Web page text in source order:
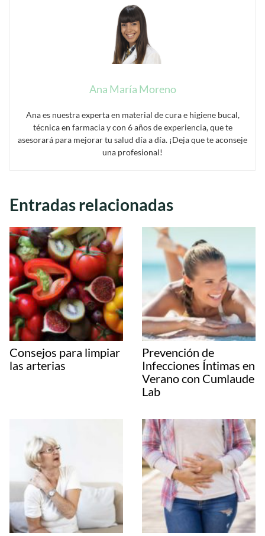
Ana María Moreno
Ana es nuestra experta en material de cura e higiene bucal,
técnica en farmacia y con 6 años de experiencia, que te
asesorará para mejorar tu salud día a día. ¡Deja que te aconseje
una profesional!
Entradas relacionadas
Consejos para limpiar
las arterias
Prevención de
Infecciones Íntimas en
Verano con Cumlaude
Lab